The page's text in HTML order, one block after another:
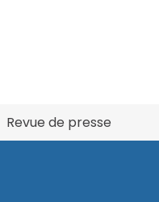
fribourg.ch
Revue de presse